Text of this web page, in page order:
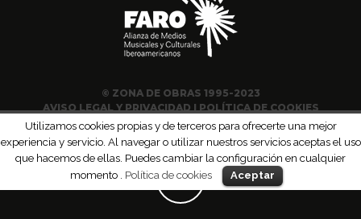
© ZONA DE OBRAS 1995-2023
AVISO LEGAL Y PRIVACIDAD|POLÍTICA DE COOKIES
Utilizamos cookies propias y de terceros para ofrecerte una mejor
experiencia y servicio. Al navegar o utilizar nuestros servicios aceptas el uso
que hacemos de ellas. Puedes cambiar la configuración en cualquier
momento . Política de cookies Aceptar